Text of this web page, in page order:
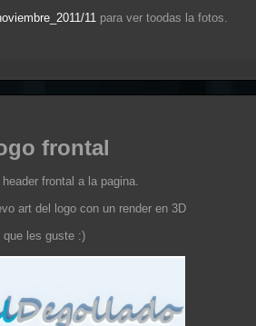
11para ver toodas la fotos.
frontal
frontal a la pagina.
art del logo con un render en 3D
que les guste :)